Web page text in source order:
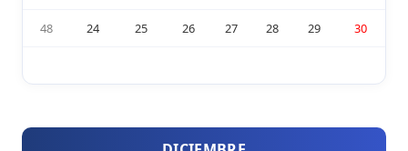
48 24 25 26 27 28 29 30